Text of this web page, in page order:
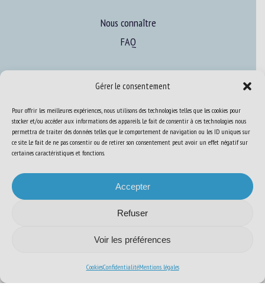
Gérer le consentement
Pour offrir les meilleures expériences, nous utilisons des technologies telles que les cookies pour
stocker et/ou accéder aux informations des appareils. Le fait de consentir à ces technologies nous
permettra de traiter des données telles que le comportement de navigation ou les ID uniques sur
ce site. Le fait de ne pas consentir ou de retirer son consentement peut avoir un effet négatif sur
certaines caractéristiques et fonctions.
Accepter
Refuser
Voir les préférences
CookiesConfidentialitéMentions légales
Nous connaître
FAQ
Expertise
Se former au BEA
S’abonner aux actualités
Conception et réalisationNuméria Communication